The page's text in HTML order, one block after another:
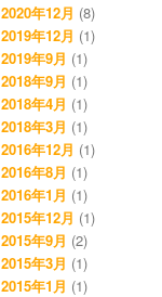
2020年12月 (8)
2019年12月 (1)
2019年9月 (1)
2018年9月 (1)
2018年4月 (1)
2018年3月 (1)
2016年12月 (1)
2016年8月 (1)
2016年1月 (1)
2015年12月 (1)
2015年9月 (2)
2015年3月 (1)
2015年1月 (1)